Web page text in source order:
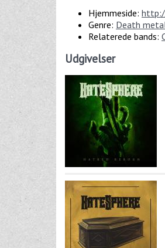
Hjemmeside:
Genre: Death
Relaterede bands:
Udgivelser